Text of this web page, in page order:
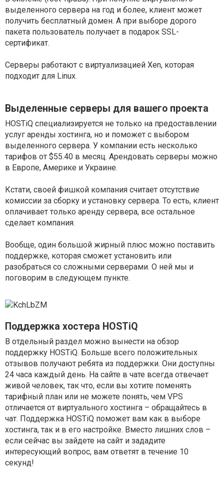
выделенного сервера на год и более, клиент может
получить бесплатный домен. А при выборе дорого
пакета пользователь получает в подарок SSL-
сертификат.
Серверы работают с виртуализацией Xen, которая
подходит для Linux.
Выделенные серверы для вашего проекта
HOSTiQ специализируется не только на предоставлении
услуг аренды хостинга, но и поможет с выбором
выделенного сервера. У компании есть несколько
тарифов от $55.40 в месяц. Арендовать серверы можно
в Европе, Америке и Украине.
Кстати, своей фишкой компания считает отсутствие
комиссии за сборку и установку сервера. То есть, клиент
оплачивает только аренду сервера, все остальное
сделает компания.
Вообще, один большой жирный плюс можно поставить
поддержке, которая сможет установить или
разобраться со сложными серверами. О ней мы и
поговорим в следующем пункте.
Поддержка хостера HOSTiQ
В отдельный раздел можно вынести на обзор
поддержку HOSTiQ. Больше всего положительных
отзывов получают ребята из поддержки. Они доступны
24 часа каждый день. На сайте в чате всегда отвечает
живой человек, так что, если вы хотите поменять
тарифный план или не можете понять, чем VPS
отличается от виртуального хостинга – обращайтесь в
чат. Поддержка HOSTiQ поможет вам как в выборе
хостинга, так и в его настройке. Вместо лишних слов –
если сейчас вы зайдете на сайт и зададите
интересующий вопрос, вам ответят в течение 10
секунд!